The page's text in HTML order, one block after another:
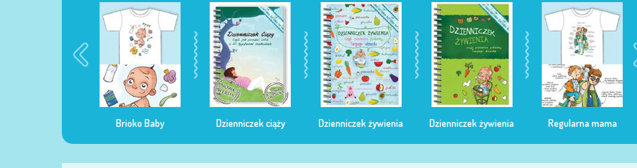
Brioko Baby Dzienniczek ciąży Dzienniczek żywienia Dzienniczek żywienia Regularna mama